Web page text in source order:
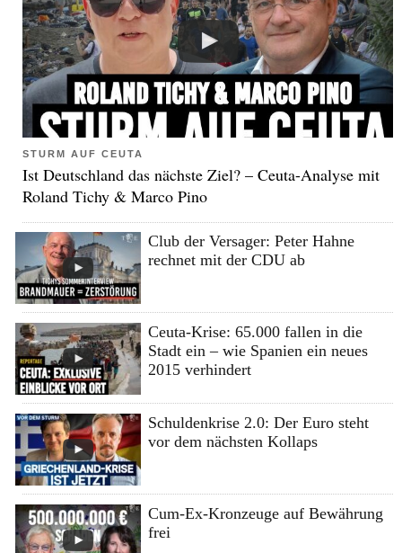
STURM AUF CEUTA
Ist Deutschland das nächste Ziel? – Ceuta-Analyse mit
Roland Tichy & Marco Pino
Club der Versager: Peter Hahne
rechnet mit der CDU ab
Ceuta-Krise: 65.000 fallen in die
Stadt ein – wie Spanien ein neues
2015 verhindert
Schuldenkrise 2.0: Der Euro steht
vor dem nächsten Kollaps
Cum-Ex-Kronzeuge auf Bewährung
frei